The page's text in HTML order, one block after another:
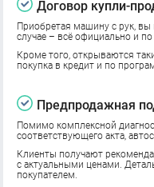
Договор купли-
Приобретая машину с рук,
случае – всё официально и по
Кроме того, открываются
покупка в кредит и по
Предпродажная
Помимо комплексной
соответствующего акта,
Клиенты получают
с актуальными ценами.
покупателем.